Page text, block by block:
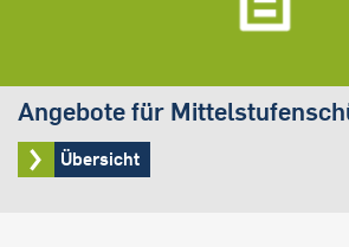
Angebote für
Übersicht